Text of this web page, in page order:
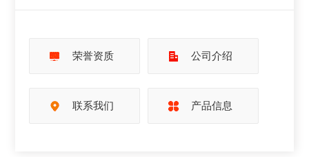
荣誉资质 公司介绍
联系我们 产品信息